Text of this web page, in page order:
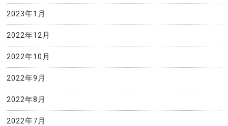
2023年1月
2022年12月
2022年10月
2022年9月
2022年8月
2022年7月